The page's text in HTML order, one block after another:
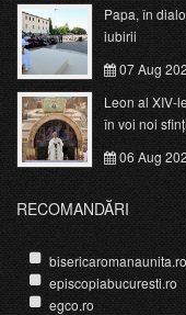
Papa, în
iubirii
07 Aug
Leon al XIV-
în voi noi sfinți
06 Aug
RECOMANDĂRI
bisericaromanaunita.ro
episcopiabucuresti.ro
egco.ro